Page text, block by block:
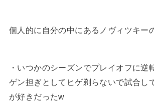
個人的に自分の中にあるノヴィツキー
・いつかのシーズンでプレイオフに逆
ゲン担ぎとしてヒゲ剃らないで試合し
が好きだったw